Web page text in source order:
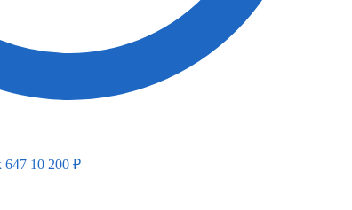
647 10 200 ₽